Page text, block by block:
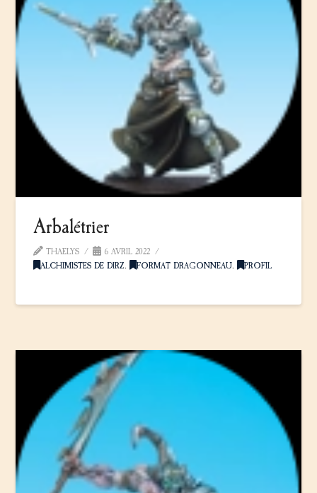
Arbalétrier
THAELYS
6 AVRIL 2022
ALCHIMISTES DE DIRZ, FORMAT DRAGONNEAU, PROFIL